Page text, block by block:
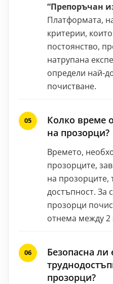
“Препоръчан
Платформата,
критерии,
постоянство,
натрупана
определи най-
почистване.
Колко време
на прозорци?
Времето,
прозорците,
на прозорците,
достъпност. За
прозорци
отнема между 2
Безопасна ли
прозорци?